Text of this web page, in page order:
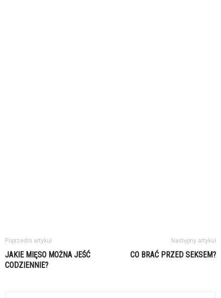
Poprzedni artykuł
JAKIE MIĘSO MOŻNA JEŚĆ
CODZIENNIE?
Następny artykuł
CO BRAĆ PRZED SEKSEM?